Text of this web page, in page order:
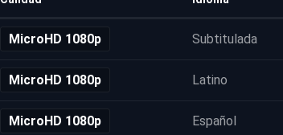
MicroHD 1080p Subtitulada
MicroHD 1080p Latino
MicroHD 1080p Español